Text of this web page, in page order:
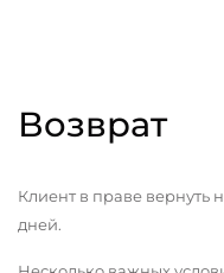
Возврат
Клиент в праве вернуть
дней.